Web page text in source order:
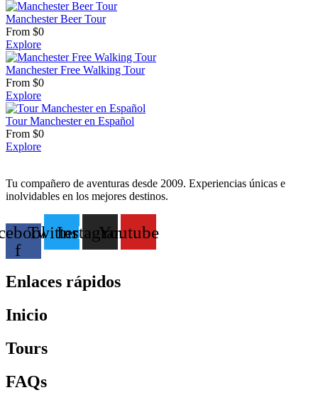
Manchester Beer Tour
From $0
Explore
Manchester Free Walking Tour
From $0
Explore
Tour Manchester en Español
From $0
Explore
Tu compañero de aventuras desde 2009. Experiencias únicas e
inolvidables en los mejores destinos.
f
TwitterInstagramYoutube
Enlaces rápidos
Inicio
Tours
FAQs